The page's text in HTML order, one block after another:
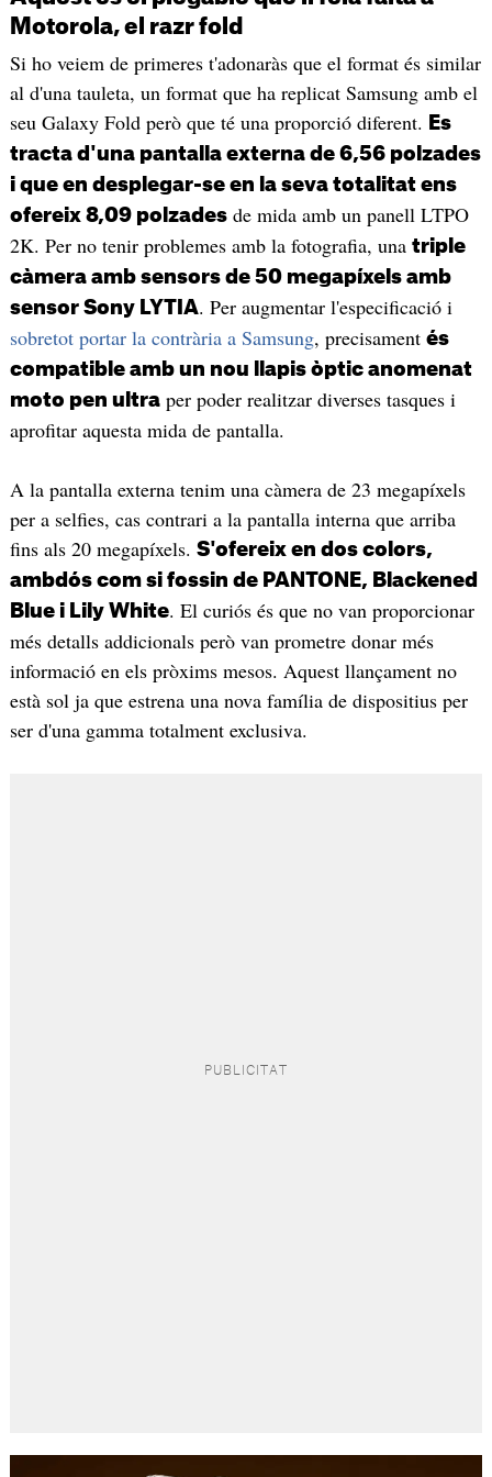
Motorola, el razr fold
Si ho veiem de primeres t'adonaràs que el format és similar
al d'una tauleta, un format que ha replicat Samsung amb el
seu Galaxy Fold però que té una proporció diferent.
Es
tracta d'una pantalla externa de 6,56 polzades
i que en desplegar-se en la seva totalitat ens
ofereix 8,09 polzadesde mida amb un panell LTPO
2K. Per no tenir problemes amb la fotografia, una triple
càmera amb sensors de 50 megapíxels amb
sensor Sony LYTIA. Per augmentar l'especificació i
sobretot portar la contrària a Samsung, precisament és
compatible amb un nou llapis òptic anomenat
moto pen ultraper poder realitzar diverses tasques i
aprofitar aquesta mida de pantalla.
A la pantalla externa tenim una càmera de 23 megapíxels
per a selfies, cas contrari a la pantalla interna que arriba
fins als 20 megapíxels. S'ofereix en dos colors,
ambdós com si fossin de PANTONE, Blackened
Blue i Lily White. El curiós és que no van proporcionar
més detalls addicionals però van prometre donar més
informació en els pròxims mesos. Aquest llançament no
està sol ja que estrena una nova família de dispositius per
ser d'una gamma totalment exclusiva.